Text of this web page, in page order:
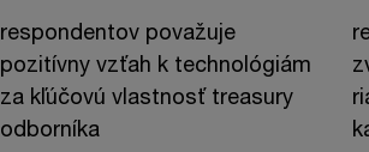
respondentov považuje
pozitívny vzťah k technológiám
za kľúčovú vlastnosť treasury
odborníka